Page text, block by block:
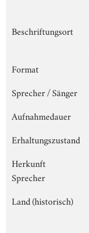
Beschriftungsort
Format
Sprecher / Sänger
Aufnahmedauer
Erhaltungszustand
Herkunft
Sprecher
Land (historisch)